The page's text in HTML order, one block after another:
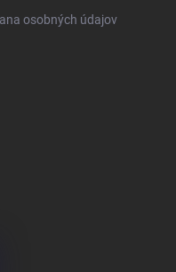
osobných údajov